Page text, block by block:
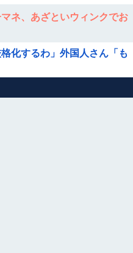
ネ、あざといウィンクでお
化するわ」外国人さん「も